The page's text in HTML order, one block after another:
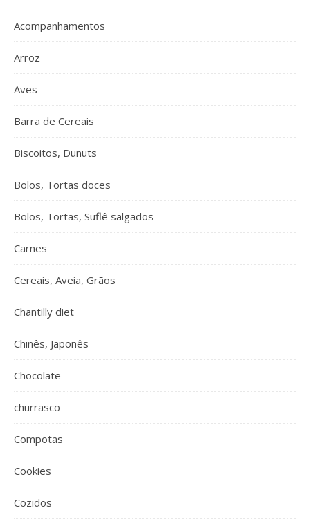
Acompanhamentos
Arroz
Aves
Barra de Cereais
Biscoitos, Dunuts
Bolos, Tortas doces
Bolos, Tortas, Suflê salgados
Carnes
Cereais, Aveia, Grãos
Chantilly diet
Chinês, Japonês
Chocolate
churrasco
Compotas
Cookies
Cozidos